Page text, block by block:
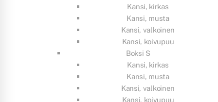
Kansi, kirkas
Kansi, musta
Kansi, valkoinen
Kansi, koivupuu
Boksi S
Kansi, kirkas
Kansi, musta
Kansi, valkoinen
Kansi, koivupuu